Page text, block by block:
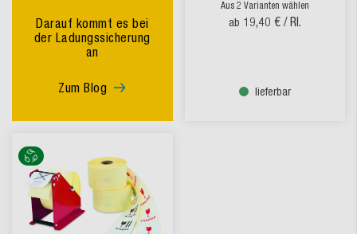
Darauf kommt es bei
der Ladungssicherung
an
Zum Blog
Aus 2 Varianten wählen
ab 19,40 € / Rl.
lieferbar